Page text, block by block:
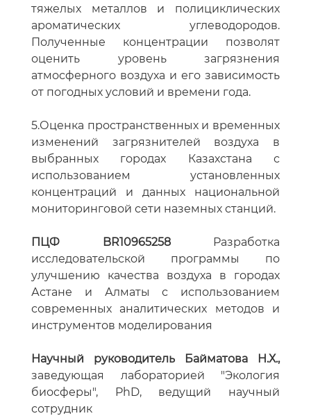
тяжелых металлов и полициклических
ароматических углеводородов.
Полученные концентрации позволят
оценить уровень загрязнения
атмосферного воздуха и его зависимость
от погодных условий и времени года.
5.Оценка пространственных и временных
изменений загрязнителей воздуха в
выбранных городах Казахстана с
использованием установленных
концентраций и данных национальной
мониторинговой сети наземных станций.
ПЦФ BR10965258Разработка
исследовательской программы по
улучшению качества воздуха в городах
Астане и Алматы с использованием
современных аналитических методов и
инструментов моделирования
Научный руководитель Байматова Н.Х.,
заведующая лабораторией "Экология
биосферы", PhD, ведущий научный
сотрудник